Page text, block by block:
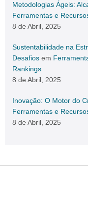
Metodologias Ágeis:
Ferramentas e
8 de Abril, 2025
Sustentabilidade na
Desafios em
Rankings
8 de Abril, 2025
Inovação: O Motor do
Ferramentas e
8 de Abril, 2025